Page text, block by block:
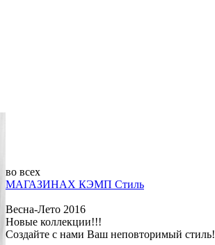
во всех
МАГАЗИНАХ КЭМП Стиль
Весна-Лето 2016
Новые коллекции!!!
Создайте с нами Ваш неповторимый стиль!